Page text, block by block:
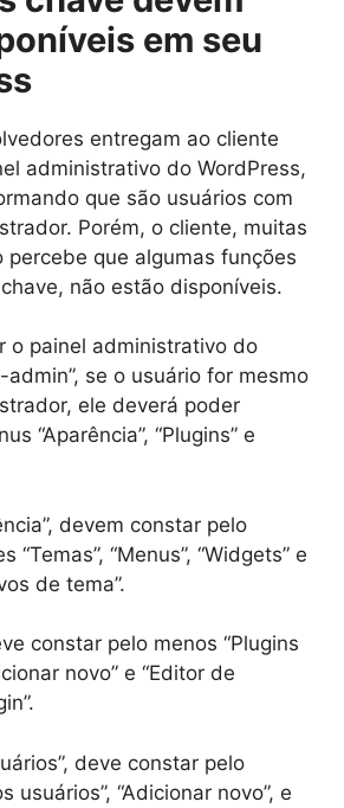
em seu
entregam ao cliente
administrativo do WordPress,
que são usuários com
Porém, o cliente, muitas
percebe que algumas funções
não estão disponíveis.
o painel administrativo do
admin”, se o usuário for mesmo
ele deverá poder
“Aparência”, “Plugins” e
devem constar pelo
“Temas”, “Menus”, “Widgets” e
de tema”.
constar pelo menos “Plugins
novo” e “Editor de
deve constar pelo
usuários”, “Adicionar novo”, e